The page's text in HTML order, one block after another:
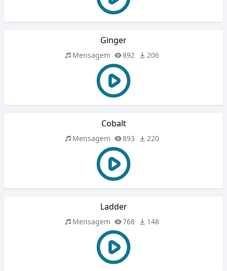
Ginger
Mensagem 892 206
Cobalt
Mensagem 893 220
Ladder
Mensagem 768 148